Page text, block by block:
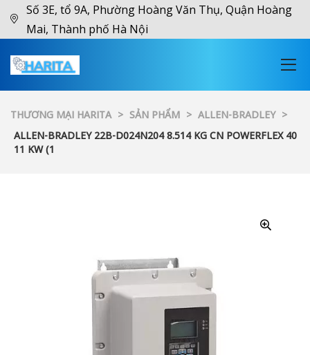
Số 3E, tổ 9A, Phường Hoàng Văn Thụ, Quận Hoàng
Mai, Thành phố Hà Nội
THƯƠNG MẠI HARITA > SẢN PHẨM > ALLEN-BRADLEY >
ALLEN-BRADLEY 22B-D024N204 8.514 KG CN POWERFLEX 40
11 KW (1